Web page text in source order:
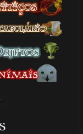
🎈